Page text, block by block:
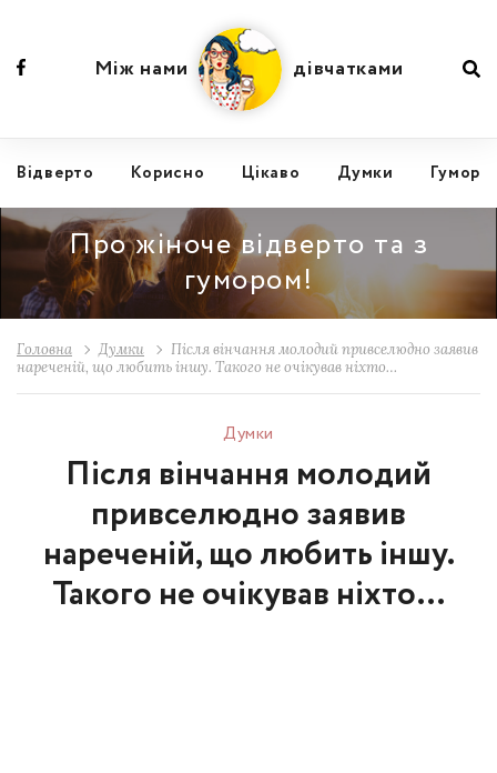
Відвертo Корисно Цікаво Думки Гумор
Між нами дівчатками
Про жіноче відверто та з
гумором!
Головна Думки
Після вінчання молодий привселюдно заявив
нареченій, що любить іншу. Такого не очікував ніхто…
Думки
Після вінчання молодий
привселюдно заявив
нареченій, що любить іншу.
Такого не очікував ніхто…